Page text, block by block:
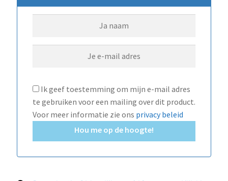
Ik geef toestemming om mijn e-mail adres
te gebruiken voor een mailing over dit product.
Voor meer informatie zie ons privacy beleid
Hou me op de hoogte!